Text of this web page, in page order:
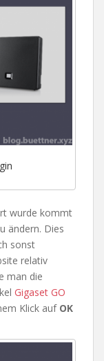
wurde kommt
ändern. Dies
sonst
relativ
man die
Gigaset GO
Klick auf OK